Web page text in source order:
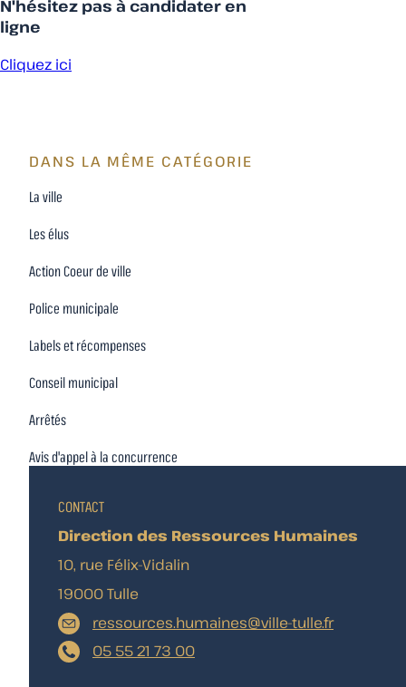
N'hésitez pas à candidater en
ligne
Cliquez ici
DANS LA MÊME CATÉGORIE
La ville
Les élus
Action Coeur de ville
Police municipale
Labels et récompenses
Conseil municipal
Arrêtés
Avis d'appel à la concurrence
CONTACT
Direction des Ressources Humaines
10, rue Félix-Vidalin
19000 Tulle
ressources.humaines@ville-tulle.fr
05 55 21 73 00